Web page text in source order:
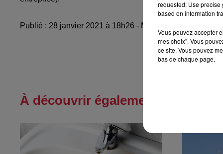
Publié : 28 janvier 2021 à 18h26 - Modifié : 10 mai 2021 à
À découvrir également
requested; Use precise
based on information
Vous pouvez accepter
mes choix". Vous
ce site. Vous pouvez
bas de chaque page.